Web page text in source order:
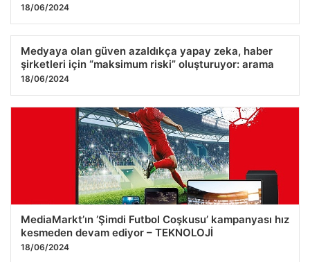
18/06/2024
Medyaya olan güven azaldıkça yapay zeka, haber
şirketleri için “maksimum riski” oluşturuyor: arama
18/06/2024
MediaMarkt’ın ‘Şimdi Futbol Coşkusu’ kampanyası hız
kesmeden devam ediyor – TEKNOLOJİ
18/06/2024